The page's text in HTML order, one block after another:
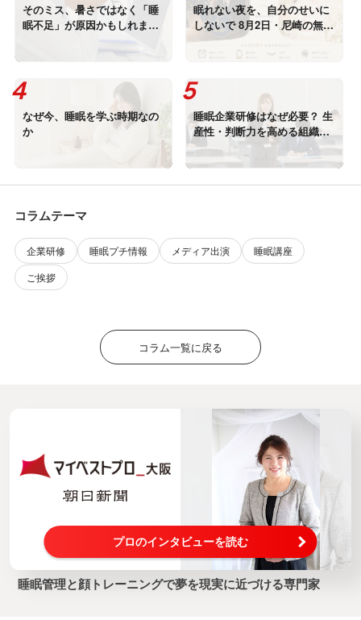
そのミス、暑さではなく「睡
眠不足」が原因かもしれませ
ん 2026年夏、企業が今すぐ始
めたい睡眠×熱中症対策
眠れない夜を、自分のせいに
しないで 8月2日・尼崎の無料
講座から始める「自分に合う
睡眠習慣」
なぜ今、睡眠を学ぶ時期なの
か
睡眠企業研修はなぜ必要？ 生
産性・判断力を高める組織戦
略
コラムテーマ
企業研修 睡眠プチ情報 メディア出演
睡眠講座
ご挨拶
コラム一覧に戻る
プロのインタビューを読む
睡眠管理と顔トレーニングで夢を現実に近づける専門家